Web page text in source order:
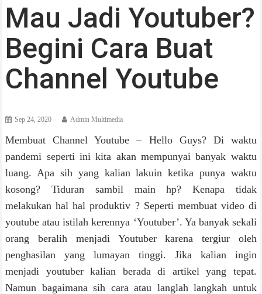
Mau Jadi Youtuber?
Begini Cara Buat
Channel Youtube
Sep 24, 2020 Admin Multimedia
Membuat Channel Youtube – Hello Guys? Di waktu
pandemi seperti ini kita akan mempunyai banyak waktu
luang. Apa sih yang kalian lakuin ketika punya waktu
kosong? Tiduran sambil main hp? Kenapa tidak
melakukan hal hal produktiv ? Seperti membuat video di
youtube atau istilah kerennya ‘Youtuber’. Ya banyak sekali
orang beralih menjadi Youtuber karena tergiur oleh
penghasilan yang lumayan tinggi. Jika kalian ingin
menjadi youtuber kalian berada di artikel yang tepat.
Namun bagaimana sih cara atau langlah langkah untuk